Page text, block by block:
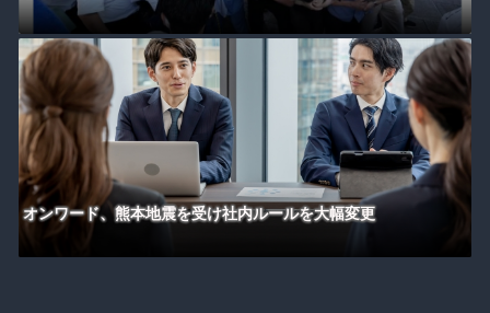
オンワード、熊本地震を受け社内ルールを大幅変更